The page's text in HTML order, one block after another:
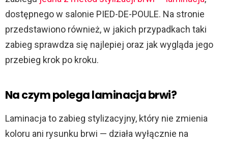
i
e
o
dostępnego w salonie PIED-DE-POULE. Na stronie
przedstawiono również, w jakich przypadkach taki
zabieg sprawdza się najlepiej oraz jak wygląda jego
przebieg krok po kroku.
Na czym polega laminacja brwi?
Laminacja to zabieg stylizacyjny, który nie zmienia
koloru ani rysunku brwi — działa wyłącznie na